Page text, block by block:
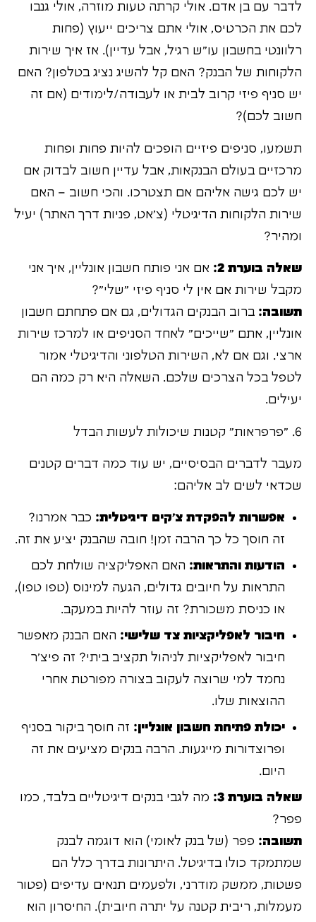
לדבר עם בן אדם. אולי קרתה טעות מוזרה, אולי גנבו
לכם את הכרטיס, אולי אתם צריכים ייעוץ (פחות
רלוונטי בחשבון עו"ש רגיל, אבל עדיין). אז איך שירות
הלקוחות של הבנק? האם קל להשיג נציג בטלפון? האם
יש סניף פיזי קרוב לבית או לעבודה/לימודים (אם זה
חשוב לכם)?
תשמעו, סניפים פיזיים הופכים להיות פחות ופחות
מרכזיים בעולם הבנקאות, אבל עדיין חשוב לבדוק אם
יש לכם גישה אליהם אם תצטרכו. והכי חשוב – האם
שירות הלקוחות הדיגיטלי (צ'אט, פניות דרך האתר) יעיל
ומהיר?
שאלה בוערת 2:
אם אני פותח חשבון אונליין, איך אני
מקבל שירות אם אין לי סניף פיזי "שלי"?
תשובה: ברוב הבנקים הגדולים, גם אם פתחתם חשבון
אונליין, אתם "שייכים" לאחד הסניפים או למרכז שירות
ארצי. וגם אם לא, השירות הטלפוני והדיגיטלי אמור
לטפל בכל הצרכים שלכם. השאלה היא רק כמה הם
יעילים.
6. "פרפראות" קטנות שיכולות לעשות הבדל
מעבר לדברים הבסיסיים, יש עוד כמה דברים קטנים
שכדאי לשים לב אליהם:
אפשרות להפקדת צ'קים דיגיטלית: כבר אמרנו?
זה חוסך כל כך הרבה זמן! חובה שהבנק יציע את זה.
הודעות והתראות: האם האפליקציה שולחת לכם
התראות על חיובים גדולים, הגעה למינוס (טפו טפו),
או כניסת משכורת? זה עוזר להיות במעקב.
חיבור לאפליקציות צד שלישי: האם הבנק מאפשר
חיבור לאפליקציות לניהול תקציב ביתי? זה פיצ'ר
נחמד למי שרוצה לעקוב בצורה מפורטת אחרי
ההוצאות שלו.
יכולת פתיחת חשבון אונליין: זה חוסך ביקור בסניף
ופרוצדורות מייגעות. הרבה בנקים מציעים את זה
היום.
שאלה בוערת 3:
מה לגבי בנקים דיגיטליים בלבד, כמו
פפר?
תשובה: פפר (של בנק לאומי) הוא דוגמה לבנק
שמתמקד כולו בדיגיטל. היתרונות בדרך כלל הם
פשטות, ממשק מודרני, ולפעמים תנאים עדיפים (פטור
מעמלות, ריבית קטנה על יתרה חיובית). החיסרון הוא